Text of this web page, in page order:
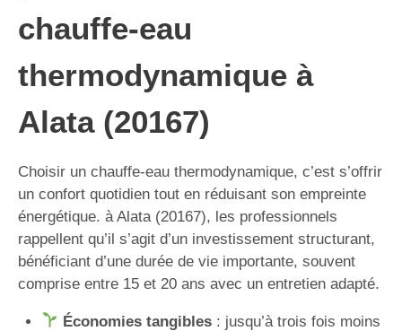
chauffe-eau
thermodynamique à
Alata (20167)
Choisir un chauffe-eau thermodynamique, c’est s’offrir
un confort quotidien tout en réduisant son empreinte
énergétique. à Alata (20167), les professionnels
rappellent qu’il s’agit d’un investissement structurant,
bénéficiant d’une durée de vie importante, souvent
comprise entre 15 et 20 ans avec un entretien adapté.
Économies tangibles: jusqu’à trois fois moins